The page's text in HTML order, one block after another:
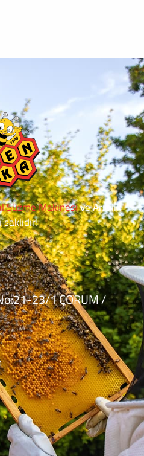
Süzme Makinesive Arıcılık
23/1 ÇORUM /